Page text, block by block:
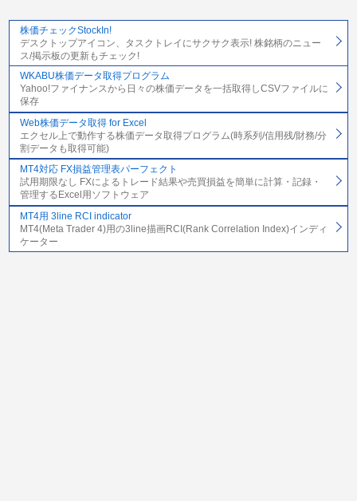
株価チェックStockIn!
デスクトップアイコン、タスクトレイにサクサク表示! 株銘柄のニュー
ス/掲示板の更新もチェック!
WKABU株価データ取得プログラム
Yahoo!ファイナンスから日々の株価データを一括取得しCSVファイルに
保存
Web株価データ取得 for Excel
エクセル上で動作する株価データ取得プログラム(時系列/信用残/財務/分
割データも取得可能)
MT4対応 FX損益管理表パーフェクト
試用期限なし FXによるトレード結果や売買損益を簡単に計算・記録・
管理するExcel用ソフトウェア
MT4用 3line RCI indicator
MT4(Meta Trader 4)用の3line描画RCI(Rank Correlation Index)インディ
ケーター